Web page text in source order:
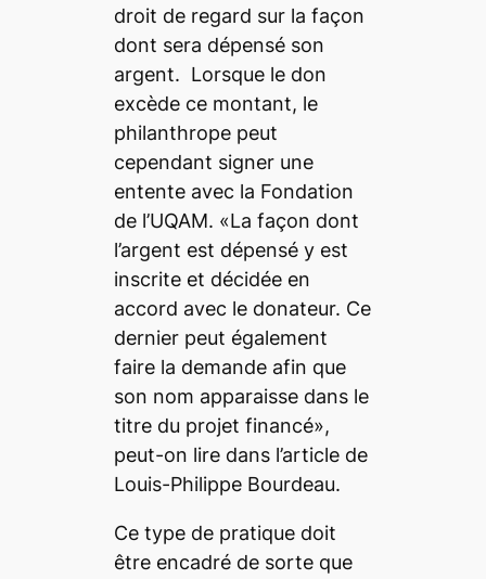
droit de regard sur la façon
dont sera dépensé son
argent. Lorsque le don
excède ce montant, le
philanthrope peut
cependant signer une
entente avec la Fondation
de l’UQAM. «La façon dont
l’argent est dépensé y est
inscrite et décidée en
accord avec le donateur. Ce
dernier peut également
faire la demande afin que
son nom apparaisse dans le
titre du projet financé»,
peut-on lire dans l’article de
Louis-Philippe Bourdeau.
Ce type de pratique doit
être encadré de sorte que